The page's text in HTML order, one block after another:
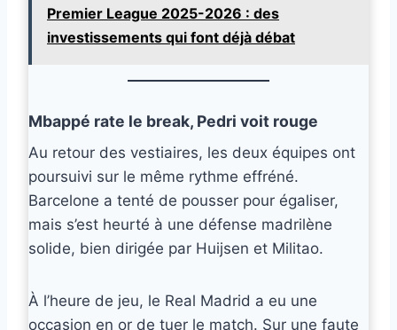
Premier League 2025-2026 : des
investissements qui font déjà débat
Mbappé rate le break, Pedri voit rouge
Au retour des vestiaires, les deux équipes ont
poursuivi sur le même rythme effréné.
Barcelone a tenté de pousser pour égaliser,
mais s’est heurté à une défense madrilène
solide, bien dirigée par Huijsen et Militao.
À l’heure de jeu, le Real Madrid a eu une
occasion en or de tuer le match. Sur une faute